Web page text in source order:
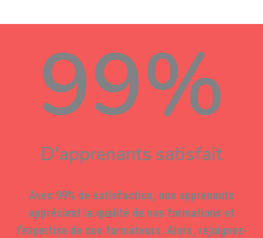
99%
D'apprenants satisfait
Avec 99% de satisfaction, nos apprenants
apprécient la qualité de nos formations et
l’expertise de nos formateurs. Alors, rejoignez-